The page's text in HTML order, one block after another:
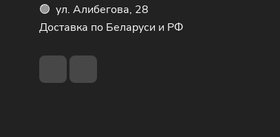
🟢 ул. Алибегова, 28
Доставка по Беларуси и РФ